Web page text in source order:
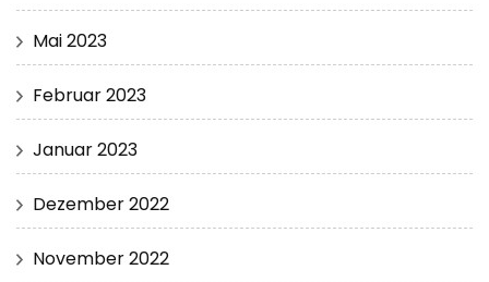
Mai 2023
Februar 2023
Januar 2023
Dezember 2022
November 2022